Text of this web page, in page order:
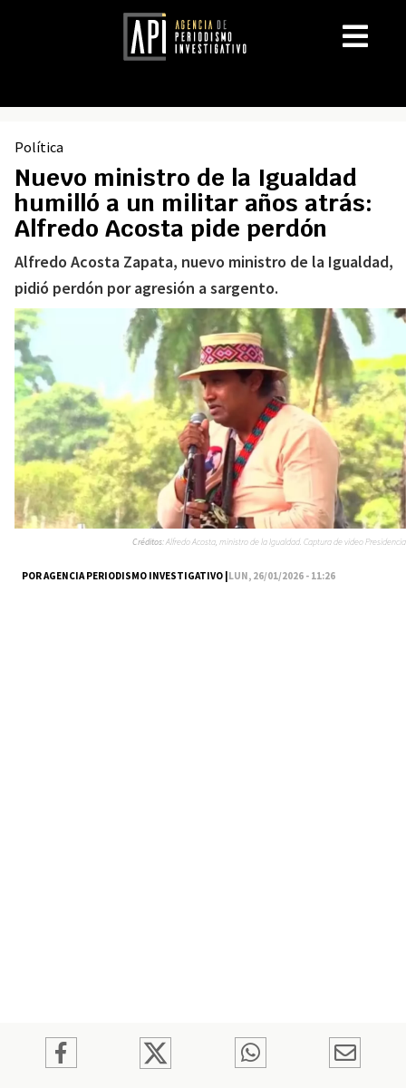
Política
Nuevo ministro de la Igualdad
humilló a un militar años atrás:
Alfredo Acosta pide perdón
Alfredo Acosta Zapata, nuevo ministro de la Igualdad,
pidió perdón por agresión a sargento.
POR AGENCIA PERIODISMO INVESTIGATIVO |LUN, 26/01/2026 - 11:26
Créditos:Alfredo Acosta, ministro de la Igualdad. Captura de video Presidencia